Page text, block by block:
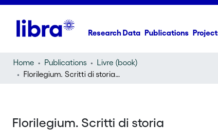
Research Data Publications
Home Publications
Livre (book)
Florilegium. Scritti di storia dell'arte in onore di Carlo Bertelli
Florilegium. Scritti di storia